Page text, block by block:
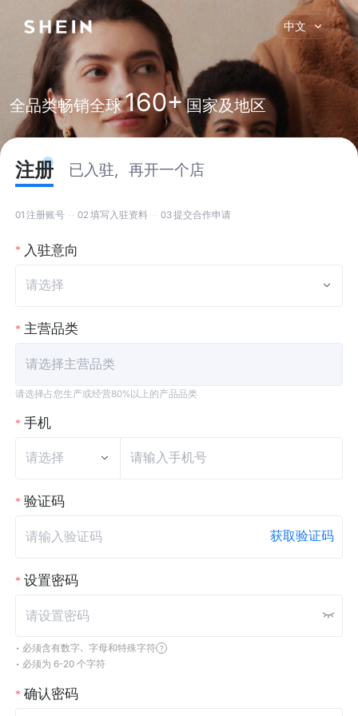
中文
全品类畅销全球160+国家及地区
注册 已入驻，再开一个店
01 注册账号 02填写入驻资料 03提交合作申请
入驻意向
请选择
主营品类
请选择主营品类
请选择占您生产或经营80%以上的产品品类
手机
请输入手机号
验证码
获取验证码
设置密码
• 必须含有数字、字母和特殊字符 ?
• 必须为 6-20 个字符
确认密码